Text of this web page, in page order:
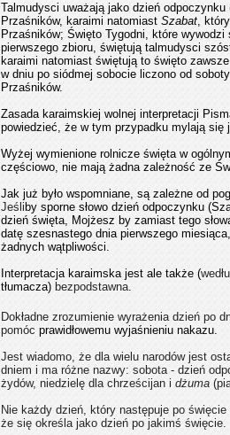
Talmudysci uważają jako ​​dzień
Przaśników, karaimi natomiast Szabat,
Przaśników; Święto Tygodni, które
pierwszego zbioru, świętują talmudysci
karaimi natomiast świętują to święto
w dniu po siódmej sobocie liczono od
Przaśników.
Zasada karaimskiej wolnej interpretacji
powiedzieć, że w tym przypadku mylają
Wyżej wymienione rolnicze święta w
częściowo, nie mają żadna zależność ze
Jak już było wspomniane, są zależne od
Jeśli by sporne słowo dzień odpoczynku
dzień święta, Mojżesz by zamiast tego
datę szesnastego dnia pierwszego
żadnych wątpliwości.
Interpretacja karaimska jest ale także (
tłumacza) bezpodstawna.
Dokładne zrozumienie wyrażenia dzień po
pomóc prawidłowemu wyjaśnieniu nakazu.
Jest wiadomo, że dla wielu narodów jest
dniem i ma różne nazwy: sobota - dzień
żydów, niedzielę dla chrześcijan i dżuma
Nie każdy dzień, który następuje po
że się określa jako dzień po jakimś święcie.